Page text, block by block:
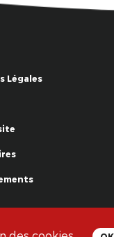
Légales